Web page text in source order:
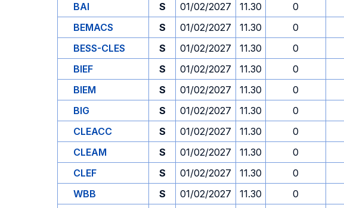
BAI
S 01/02/2027 11.30 0
BEMACS
S 01/02/2027 11.30 0
BESS-CLES
S 01/02/2027 11.30 0
BIEF
S 01/02/2027 11.30 0
BIEM
S 01/02/2027 11.30 0
BIG
S 01/02/2027 11.30 0
CLEACC
S 01/02/2027 11.30 0
CLEAM
S 01/02/2027 11.30 0
CLEF
S 01/02/2027 11.30 0
WBB
S 01/02/2027 11.30 0